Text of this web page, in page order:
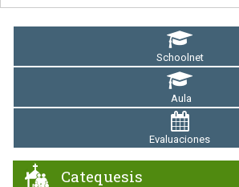
Schoolnet
Aula
Evaluaciones
Catequesis